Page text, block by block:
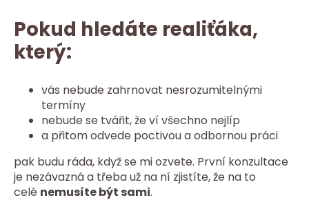
Pokud hledáte realiťáka,
který:
vás nebude zahrnovat nesrozumitelnými
termíny
nebude se tvářit, že ví všechno nejlíp
a přitom odvede poctivou a odbornou práci
pak budu ráda, když se mi ozvete. První konzultace
je nezávazná a třeba už na ní zjistíte, že na to
celé nemusíte být sami.